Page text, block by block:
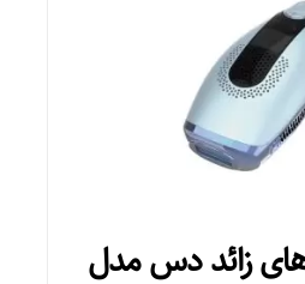
زائد دس مدل